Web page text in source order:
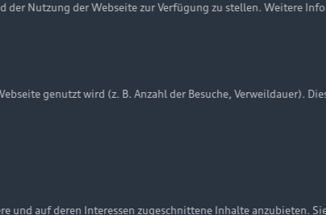
Nutzung der Webseite zur Verfügung zu stellen. Weitere
genutzt wird (z. B. Anzahl der Besuche, Verweildauer).
und auf deren Interessen zugeschnittene Inhalte anzubieten.
Cookie-Einstellungen Cookie-Richtlinie
bei allen Abbildungen auf dieser Webseite kann